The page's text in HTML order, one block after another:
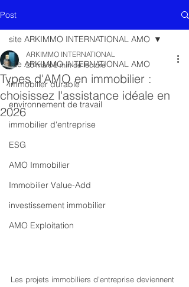
Post
site ARKIMMO INTERNATIONAL AMO
immobilier durable
environnement de travail
immobilier d'entreprise
ESG
AMO Immobilier
Immobilier Value-Add
investissement immobilier
AMO Exploitation
site ARKIMMO INTERNATIONAL AMO
Types d'AMO en immobilier :
choisissez l'assistance idéale en
2026
ARKIMMO INTERNATIONAL
20 mars 8 min de lecture
Les projets immobiliers d’entreprise deviennent